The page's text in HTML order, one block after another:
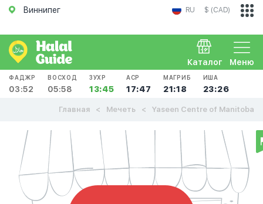
Виннипег RU $ (CAD)
Меню
Каталог
ФАДЖР
03:52
ВОСХОД
05:58
ЗУХР
13:45
АСР
17:47
МАГРИБ
21:18
ИША
23:26
Главная Мечеть Yaseen Centre of Manitoba